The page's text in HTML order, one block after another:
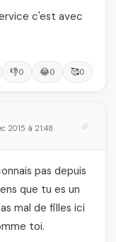
c'est avec
👎0 😂0 🥰0
2015 à 21:48
pas depuis
que tu es un
mal de filles ici
toi.